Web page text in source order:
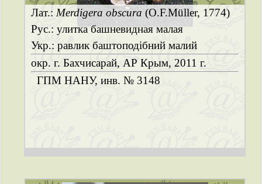
Лат.: Merdigera obscura (O.F.Müller, 1774)
Рус.: улитка башневидная малая
Укр.: равлик баштоподібний малий
окр. г. Бахчисарай, АР Крым, 2011 г.
ГПМ НАНУ, инв. № 3148